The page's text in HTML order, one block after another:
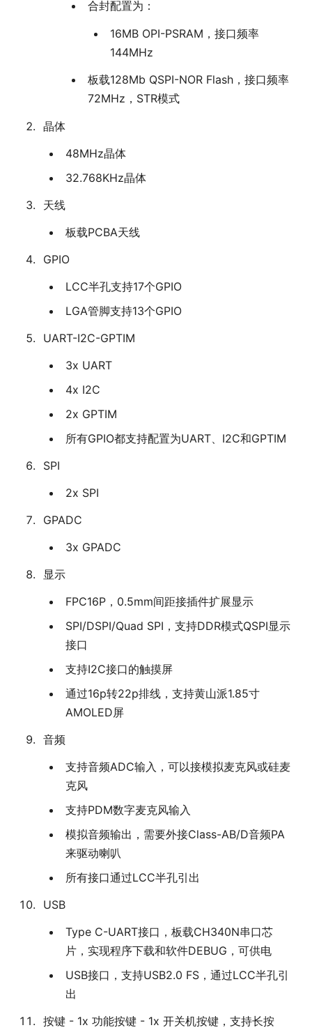
合封配置为：
16MB OPI-PSRAM，接口频率
144MHz
板载128Mb QSPI-NOR Flash，接口频率
72MHz，STR模式
晶体
48MHz晶体
32.768KHz晶体
天线
板载PCBA天线
GPIO
LCC半孔支持17个GPIO
LGA管脚支持13个GPIO
UART-I2C-GPTIM
3x UART
4x I2C
2x GPTIM
所有GPIO都支持配置为UART、I2C和GPTIM
SPI
2x SPI
GPADC
3x GPADC
显示
FPC16P，0.5mm间距接插件扩展显示
SPI/DSPI/Quad SPI，支持DDR模式QSPI显示
接口
支持I2C接口的触摸屏
通过16p转22p排线，支持黄山派1.85寸
AMOLED屏
音频
支持音频ADC输入，可以接模拟麦克风或硅麦
克风
支持PDM数字麦克风输入
模拟音频输出，需要外接Class-AB/D音频PA
来驱动喇叭
所有接口通过LCC半孔引出
USB
Type C-UART接口，板载CH340N串口芯
片，实现程序下载和软件DEBUG，可供电
USB接口，支持USB2.0 FS，通过LCC半孔引
出
按键 - 1x 功能按键 - 1x 开关机按键，支持长按